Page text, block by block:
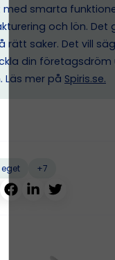
smarta
och lön. Det
rätt saker. Det vill
din företagsdröm
Läs mer på Spiris.se.
+7